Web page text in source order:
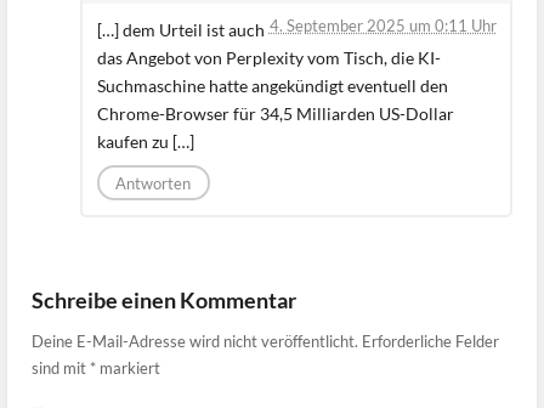
4. September 2025 um 0:11 Uhr
[…] dem Urteil ist auch
das Angebot von Perplexity vom Tisch, die KI-
Suchmaschine hatte angekündigt eventuell den
Chrome-Browser für 34,5 Milliarden US-Dollar
kaufen zu […]
Antworten
Schreibe einen Kommentar
Deine E-Mail-Adresse wird nicht veröffentlicht. Erforderliche Felder
sind mit * markiert